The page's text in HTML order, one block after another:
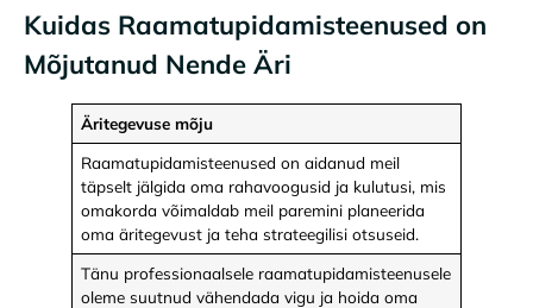
Kuidas Raamatupidamisteenused on
Mõjutanud Nende Äri
Äritegevuse mõju
Raamatupidamisteenused on aidanud meil
täpselt jälgida oma rahavoogusid ja kulutusi, mis
omakorda võimaldab meil paremini planeerida
oma äritegevust ja teha strateegilisi otsuseid.
Tänu professionaalsele raamatupidamisteenusele
oleme suutnud vähendada vigu ja hoida oma